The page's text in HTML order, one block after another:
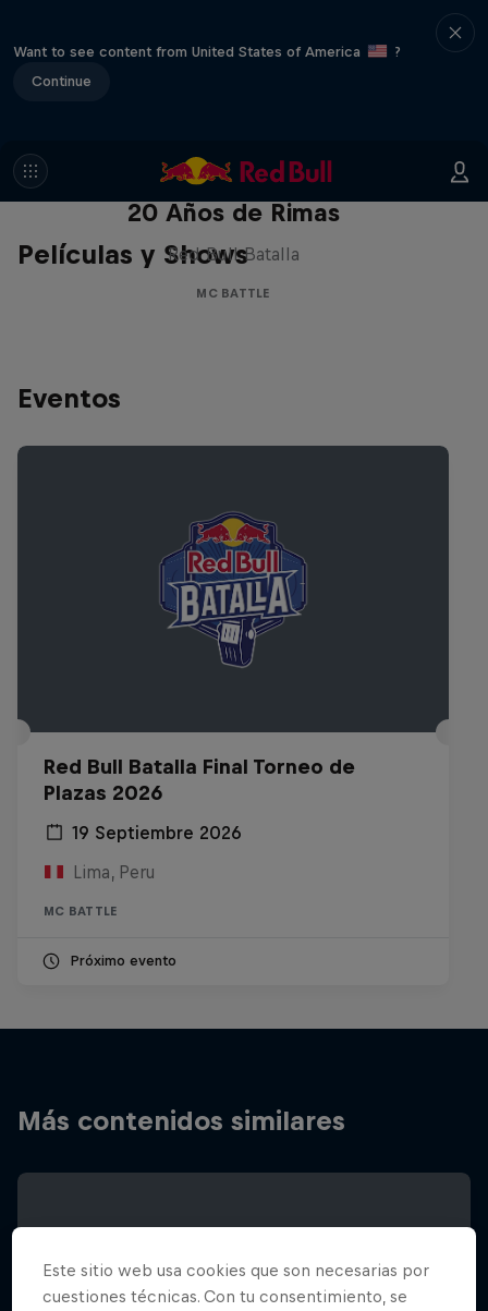
Want to see content from United States of America
?
Continue
Películas y Shows
Red Bull Batalla Nueva Historia:
20 Años de Rimas
Red Bull Batalla
MC BATTLE
Eventos
Red Bull Batalla Final Torneo de
Plazas 2026
19 Septiembre 2026
Lima, Peru
MC BATTLE
Próximo evento
Más contenidos similares
Este sitio web usa cookies que son necesarias por
cuestiones técnicas. Con tu consentimiento, se